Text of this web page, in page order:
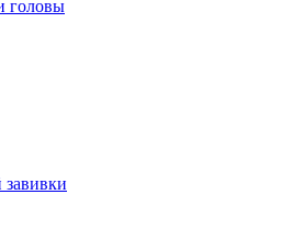
головы
завивки